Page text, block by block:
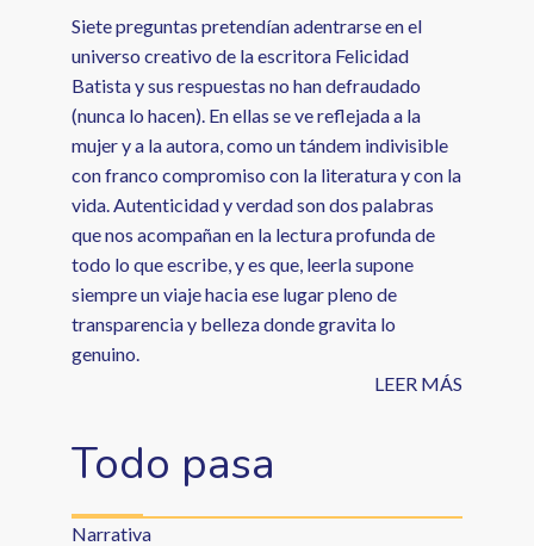
Siete preguntas pretendían adentrarse en el
universo creativo de la escritora Felicidad
Batista y sus respuestas no han defraudado
(nunca lo hacen). En ellas se ve reflejada a la
mujer y a la autora, como un tándem indivisible
con franco compromiso con la literatura y con la
vida. Autenticidad y verdad son dos palabras
que nos acompañan en la lectura profunda de
todo lo que escribe, y es que, leerla supone
siempre un viaje hacia ese lugar pleno de
transparencia y belleza donde gravita lo
genuino.
LEER MÁS
Todo pasa
Narrativa